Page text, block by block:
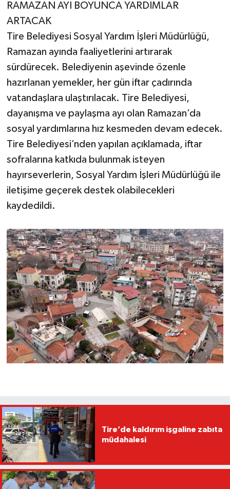
RAMAZAN AYI BOYUNCA YARDIMLAR
ARTACAK
Tire Belediyesi Sosyal Yardım İşleri Müdürlüğü,
Ramazan ayında faaliyetlerini artırarak
sürdürecek. Belediyenin aşevinde özenle
hazırlanan yemekler, her gün iftar çadırında
vatandaşlara ulaştırılacak. Tire Belediyesi,
dayanışma ve paylaşma ayı olan Ramazan’da
sosyal yardımlarına hız kesmeden devam edecek.
Tire Belediyesi’nden yapılan açıklamada, iftar
sofralarına katkıda bulunmak isteyen
hayırseverlerin, Sosyal Yardım İşleri Müdürlüğü ile
iletişime geçerek destek olabilecekleri
kaydedildi.
Tire’de kaldırım işgaline zabıta
müdahalesi